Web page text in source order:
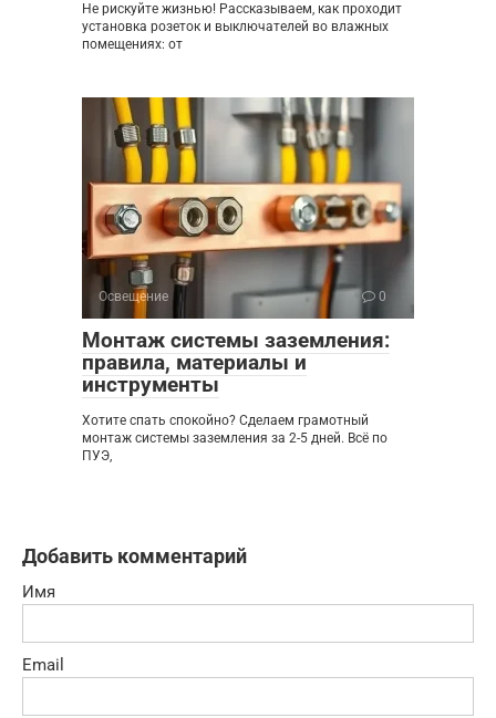
Не рискуйте жизнью! Рассказываем, как проходит
установка розеток и выключателей во влажных
помещениях: от
Освещение 0
Монтаж системы заземления:
правила, материалы и
инструменты
Хотите спать спокойно? Сделаем грамотный
монтаж системы заземления за 2-5 дней. Всё по
ПУЭ,
Добавить комментарий
Имя
Email